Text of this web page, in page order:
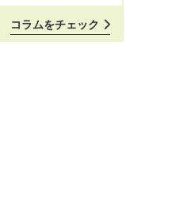
コラムをチェック